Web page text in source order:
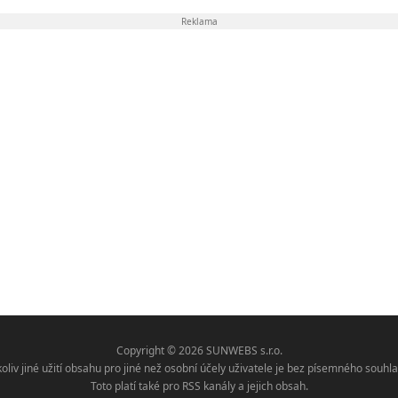
Reklama
Copyright © 2026 SUNWEBS s.r.o.
jiné užití obsahu pro jiné než osobní účely uživatele je bez písemného
Toto platí také pro RSS kanály a jejich obsah.